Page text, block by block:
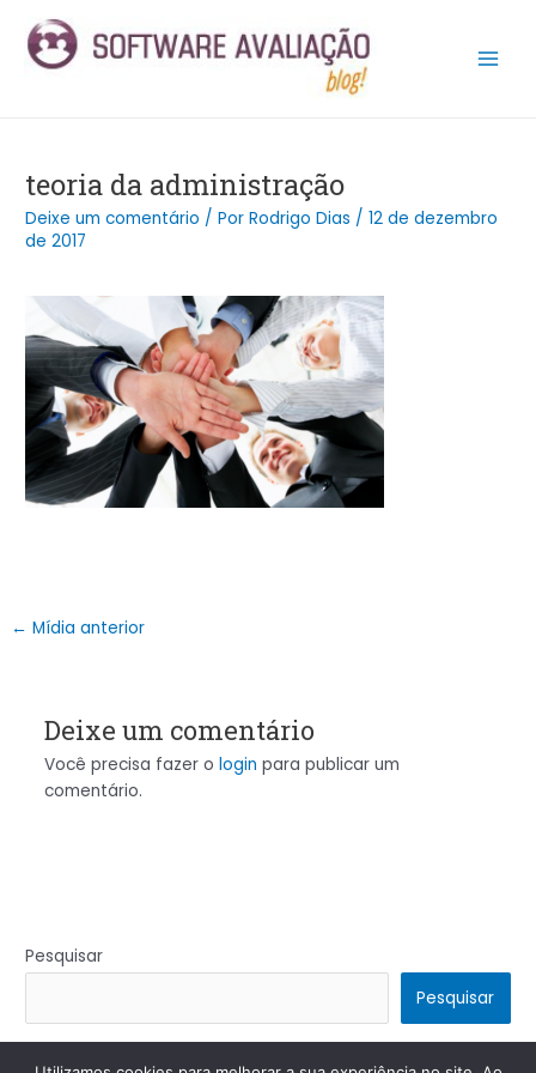
para
teoria da administração
Deixe um comentário / PorRodrigo Dias /12 de dezembro
de 2017
navigation
← Mídia anterior
Deixe um comentário
Você precisa fazer o login para publicar um
comentário.
Pesquisar
Pesquisar